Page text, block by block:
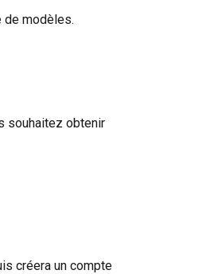
de modèles.
souhaitez obtenir
créera un compte